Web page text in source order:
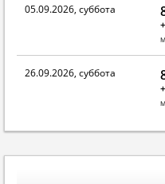
05.09.2026, суббота
26.09.2026, суббота